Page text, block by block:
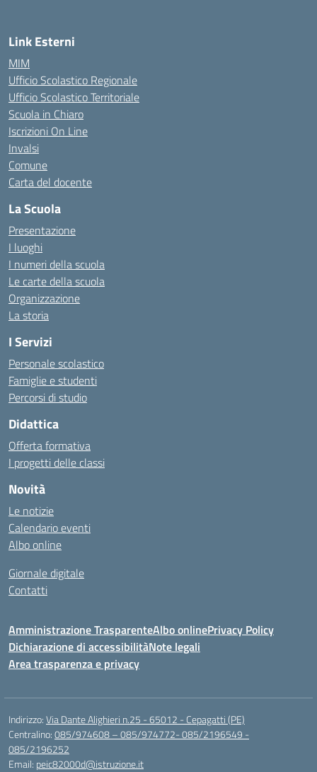
Link Esterni
MIM
Ufficio Scolastico Regionale
Ufficio Scolastico Territoriale
Scuola in Chiaro
Iscrizioni On Line
Invalsi
Comune
Carta del docente
La Scuola
Presentazione
I luoghi
I numeri della scuola
Le carte della scuola
Organizzazione
La storia
I Servizi
Personale scolastico
Famiglie e studenti
Percorsi di studio
Didattica
Offerta formativa
I progetti delle classi
Novità
Le notizie
Calendario eventi
Albo online
Giornale digitale
Contatti
Amministrazione TrasparenteAlbo onlinePrivacy Policy
Dichiarazione di accessibilitàNote legali
Area trasparenza e privacy
Indirizzo:Via Dante Alighieri n.25 - 65012 - Cepagatti (PE)
Centralino:085/974608 – 085/974772- 085/2196549 -
085/2196252
Email: peic82000d@istruzione.it